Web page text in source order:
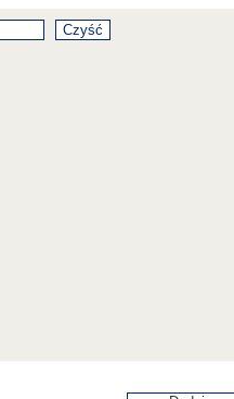
Kartoteka Wystaw
Kartoteka Źródeł